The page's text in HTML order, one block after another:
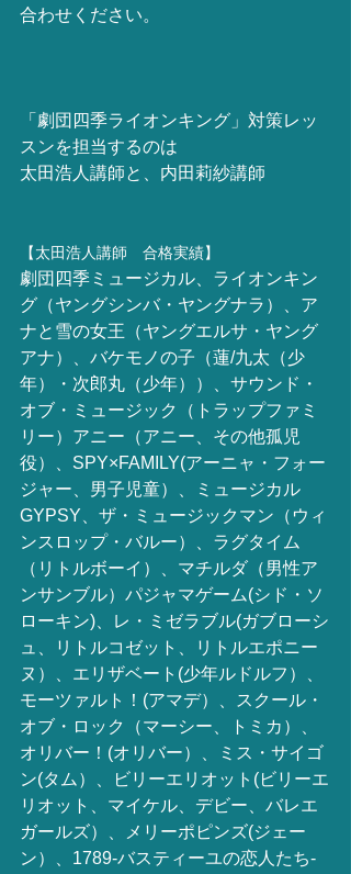
合わせください。
「劇団四季ライオンキング」対策レッ
スンを担当するのは
太田浩人講師と、内田莉紗講師
【太田浩人講師　合格実績】
劇団四季ミュージカル、ライオンキン
グ（ヤングシンバ・ヤングナラ）、ア
ナと雪の女王（ヤングエルサ・ヤング
アナ）、バケモノの子（蓮/九太（少
年）・次郎丸（少年））、サウンド・
オブ・ミュージック（トラップファミ
リー）アニー（アニー、その他孤児
役）、SPY×FAMILY(アーニャ・フォー
ジャー、男子児童）、ミュージカル
GYPSY、ザ・ミュージックマン（ウィ
ンスロップ・バルー）、ラグタイム
（リトルボーイ）、マチルダ（男性ア
ンサンブル）パジャマゲーム(シド・ソ
ローキン)、レ・ミゼラブル(ガブローシ
ュ、リトルコゼット、リトルエポニー
ヌ）、エリザベート(少年ルドルフ）、
モーツァルト！(アマデ）、スクール・
オブ・ロック（マーシー、トミカ）、
オリバー！(オリバー）、ミス・サイゴ
ン(タム）、ビリーエリオット(ビリーエ
リオット、マイケル、デビー、バレエ
ガールズ）、メリーポピンズ(ジェー
ン）、1789-バスティーユの恋人たち-